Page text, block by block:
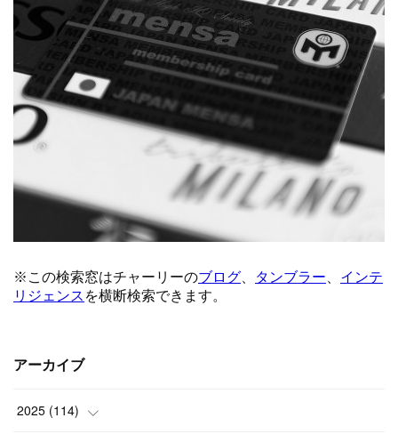
アーカイブ
2025 (114)